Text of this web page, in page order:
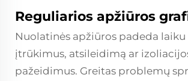
Reguliarios apžiūros
Nuolatinės apžiūros padeda
įtrūkimus, atsileidimą ar
pažeidimus. Greitas problemų